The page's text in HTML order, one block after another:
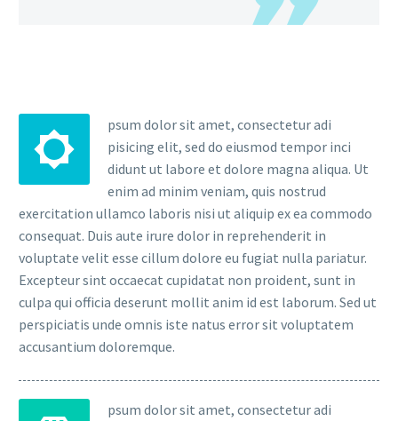
psum dolor sit amet, consectetur adi
pisicing elit, sed do eiusmod tempor inci
didunt ut labore et dolore magna aliqua. Ut
enim ad minim veniam, quis nostrud
exercitation ullamco laboris nisi ut aliquip ex ea commodo
consequat. Duis aute irure dolor in reprehenderit in
voluptate velit esse cillum dolore eu fugiat nulla pariatur.
Excepteur sint occaecat cupidatat non proident, sunt in
culpa qui officia deserunt mollit anim id est laborum. Sed ut
perspiciatis unde omnis iste natus error sit voluptatem
accusantium doloremque.
psum dolor sit amet, consectetur adi